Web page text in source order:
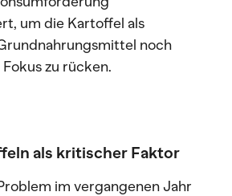
um die Kartoffel als
noch
zu rücken.
als kritischer Faktor
im vergangenen Jahr